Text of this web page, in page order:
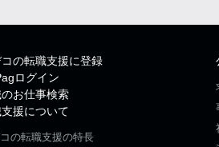
の転職支援に登録
ログイン
お仕事検索
援について
の転職支援の特長